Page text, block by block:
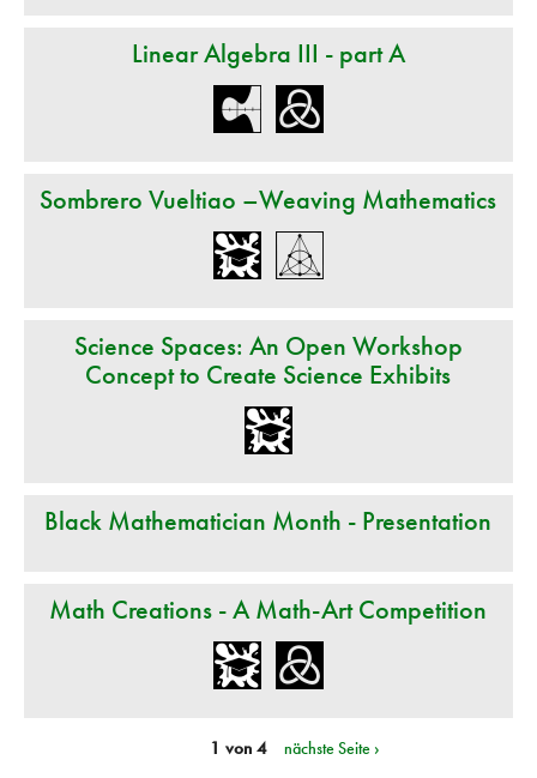
Linear Algebra III - part A
Sombrero Vueltiao –Weaving Mathematics
Science Spaces: An Open Workshop
Concept to Create Science Exhibits
Black Mathematician Month - Presentation
Math Creations - A Math-Art Competition
1 von 4 nächste Seite ›